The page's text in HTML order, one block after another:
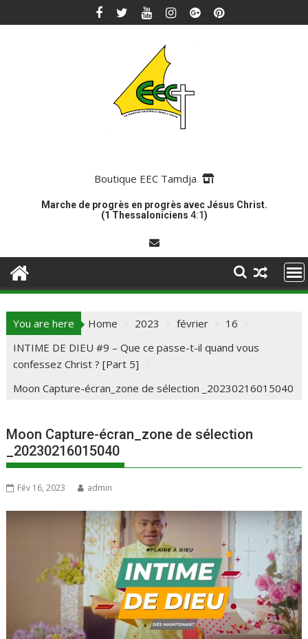
to
Boutique EEC Tamdja
Marche de progrès en progrès avec Jésus Christ.
(1 Thessaloniciens 4:1)
You are here Home 2023 février
16
INTIME DE DIEU #9 – Que ce passe-t-il quand vous
confessez Christ ? [Part 5]
Moon Capture-écran_zone de sélection _20230216015040
Moon Capture-écran_zone de sélection
_20230216015040
Fév 16, 2023 admin